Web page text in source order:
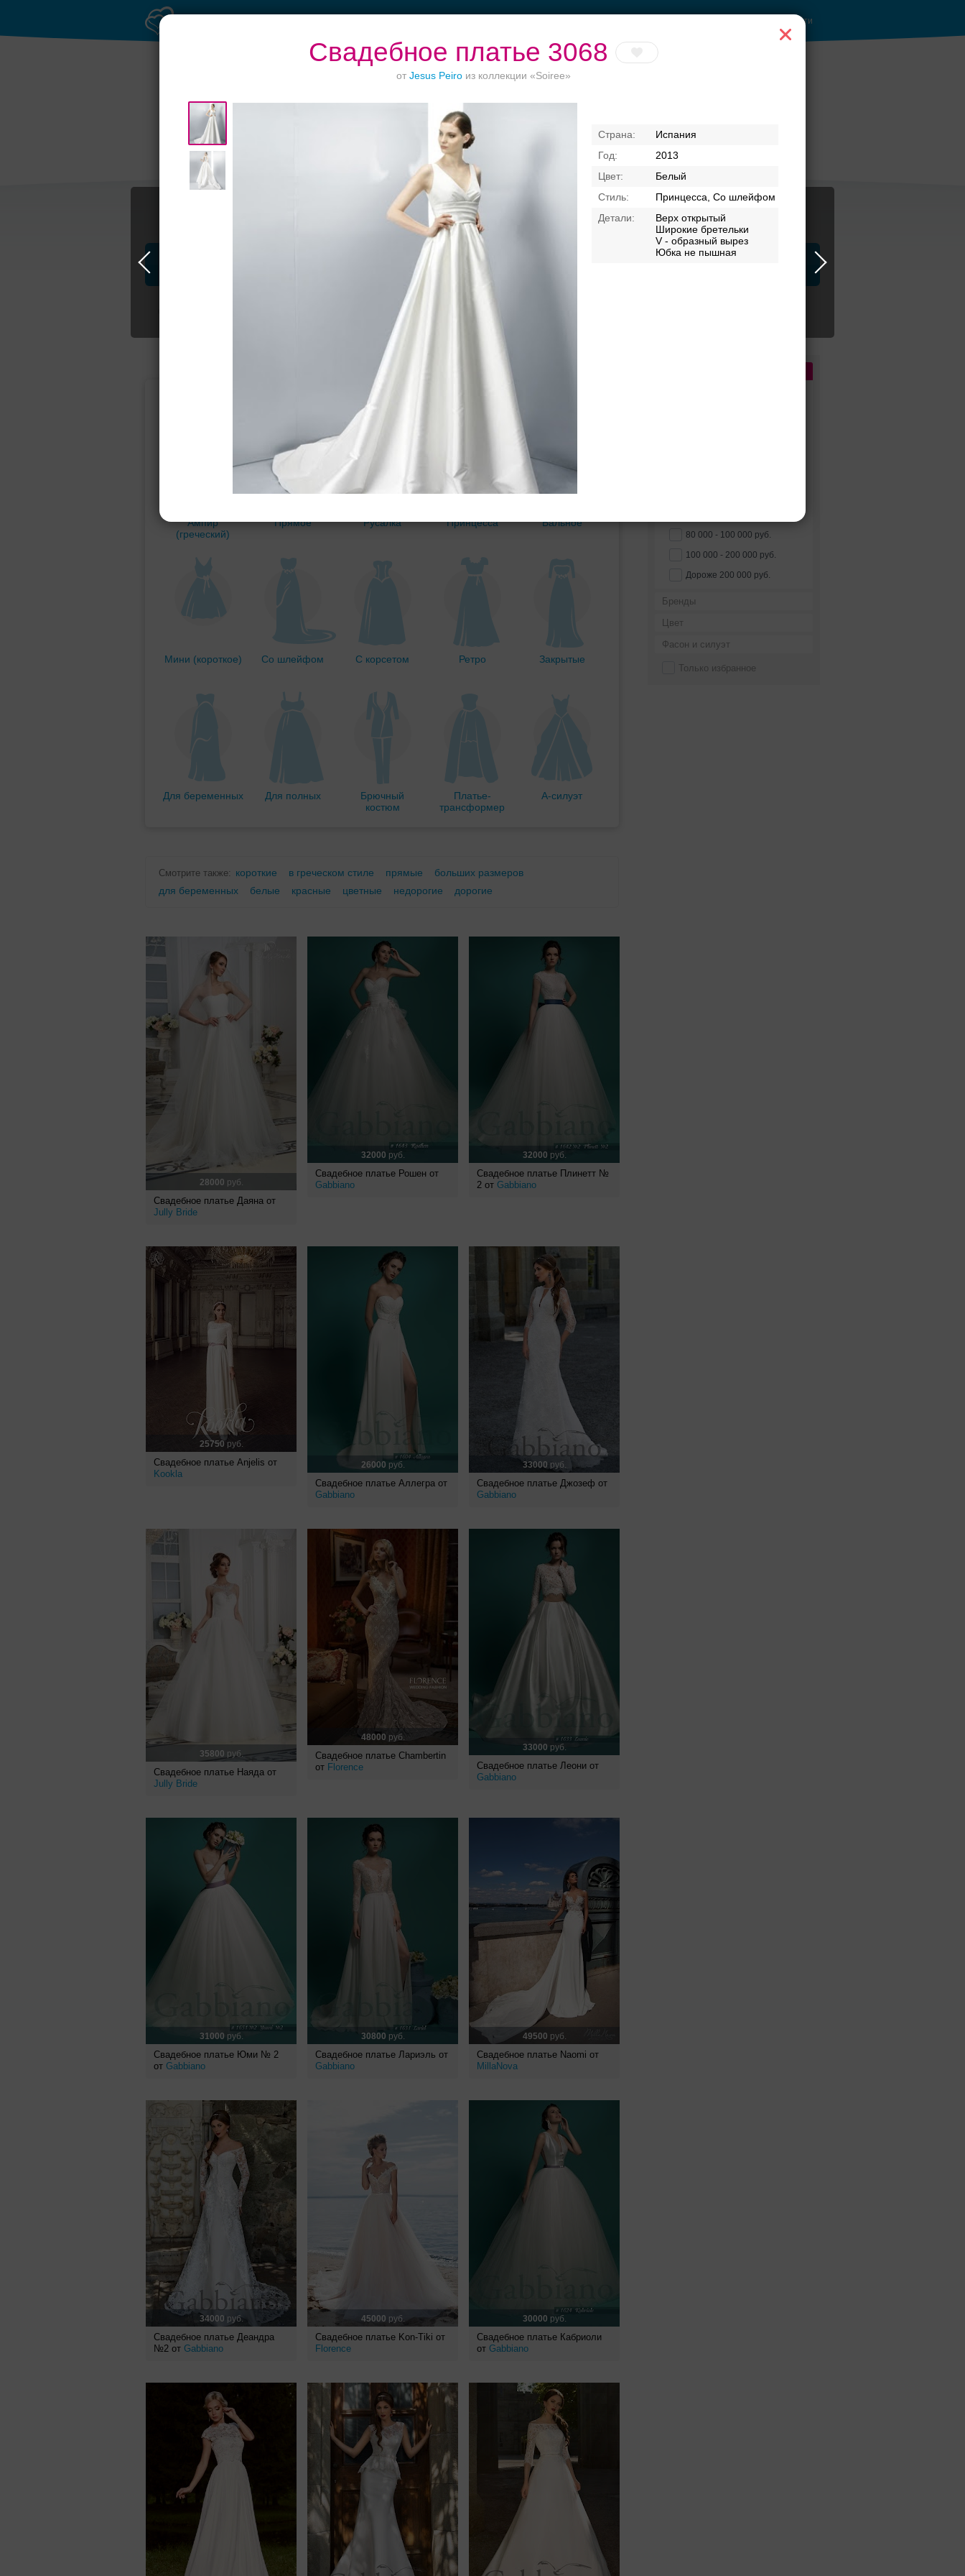
Свадебное платье 3068
от Jesus Peiroиз коллекции «Soiree»
Испания
2013
Белый
Принцесса, Со шлейфом
Верх открытый
Широкие бретельки
V - образный вырез
Юбка не пышная
Войти
Банкетные залы до
Рестораны с
верандами
торжество в центре
Свадебные платья Банкет
80 000 - 100 000 руб.
100 000 - 200 000 руб.
Дороже 200 000 руб.
Бренды
Цвет
Фасон и силуэт
Только избранное
Подбор свадебного платья
По стилю
Ампир
(греческий)
Прямое Русалка Принцесса Бальное
Мини (короткое) Со шлейфом С корсетом Ретро Закрытые
Для беременных Для полных
Брючный
костюм
Платье-
трансформер
А-силуэт
Смотрите также: короткие в греческом стиле прямые
больших размеров
для беременных
белые красные цветные недорогие дорогие
28000 руб.
Свадебное платье Даяна от
Jully Bride
32000 руб.
Свадебное платье Рошен от
Gabbiano
32000 руб.
Свадебное платье Плинетт №
2 от Gabbiano
25750 руб.
Свадебное платье Anjelis от
Kookla
26000 руб.
Свадебное платье Аллегра от
Gabbiano
33000 руб.
Свадебное платье Джозеф от
Gabbiano
35800 руб.
Свадебное платье Наяда от
Jully Bride
48000 руб.
Свадебное платье Chambertin
от Florence
33000 руб.
Свадебное платье Леони от
Gabbiano
31000 руб.
Свадебное платье Юми № 2
от Gabbiano
30800 руб.
Свадебное платье Лариэль от
Gabbiano
49500 руб.
Свадебное платье Naomi от
MillaNova
34000 руб.
Свадебное платье Деандра
№2 от Gabbiano
45000 руб.
Свадебное платье Kon-Tiki от
Florence
30000 руб.
Свадебное платье Кабриоли
от Gabbiano